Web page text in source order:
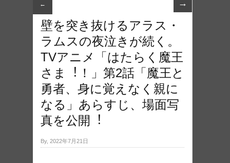
← →
壁を突き抜けるアラス・
ラムスの夜泣きが続く。
TVアニメ「はたらく魔王
さま︕！」第2話「魔王と
勇者、⾝に覚えなく親に
なる」あらすじ、場⾯写
真を公開︕
By, 2022年7月21日